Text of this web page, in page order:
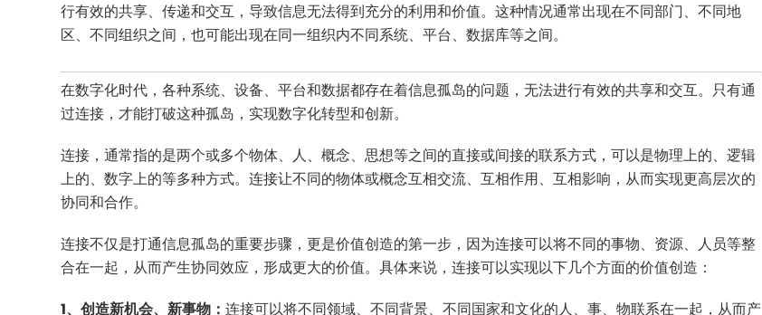
行有效的共享、传递和交互，导致信息无法得到充分的利用和价值。这种情况通常出现在不同部门、不同地
区、不同组织之间，也可能出现在同一组织内不同系统、平台、数据库等之间。
在数字化时代，各种系统、设备、平台和数据都存在着信息孤岛的问题，无法进行有效的共享和交互。只有通
过连接，才能打破这种孤岛，实现数字化转型和创新。
连接，通常指的是两个或多个物体、人、概念、思想等之间的直接或间接的联系方式，可以是物理上的、逻辑
上的、数字上的等多种方式。连接让不同的物体或概念互相交流、互相作用、互相影响，从而实现更高层次的
协同和合作。
连接不仅是打通信息孤岛的重要步骤，更是价值创造的第一步，因为连接可以将不同的事物、资源、人员等整
合在一起，从而产生协同效应，形成更大的价值。具体来说，连接可以实现以下几个方面的价值创造：
1、创造新机会、新事物：连接可以将不同领域、不同背景、不同国家和文化的人、事、物联系在一起，从而产